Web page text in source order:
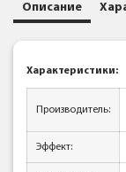
Описание
Характеристики:
Производитель:
Эффект: